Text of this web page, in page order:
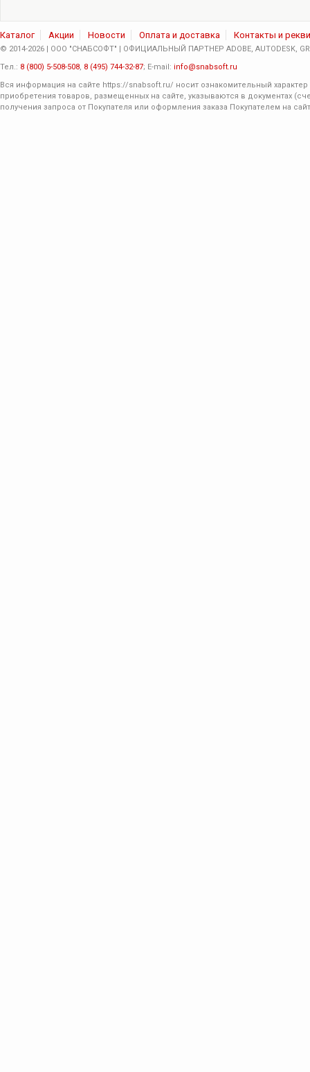
Каталог Акции Новости Оплата и доставка Контакты и
© 2014-2026 | ООО "СНАБСОФТ" | ОФИЦИАЛЬНЫЙ ПАРТНЕР ADOBE, AUTODESK,
Тел.: 8 (800) 5-508-508, 8 (495) 744-32-87; E-mail: info@snabsoft.ru
Вся информация на сайте https://snabsoft.ru/ носит ознакомительный
приобретения товаров, размещенных на сайте, указываются в документах
получения запроса от Покупателя или оформления заказа Покупателем на